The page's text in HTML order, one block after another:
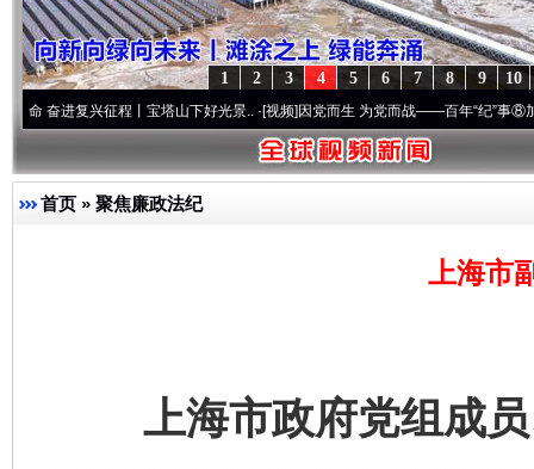
10
9
8
7
6
5
4
3
2
1
复兴征程丨宝塔山下好光景..·[视频]因党而生 为党而战——百年“纪”事⑧加强纪律..
首页 » 聚焦廉政法纪
上海市
上海市政府党组成员